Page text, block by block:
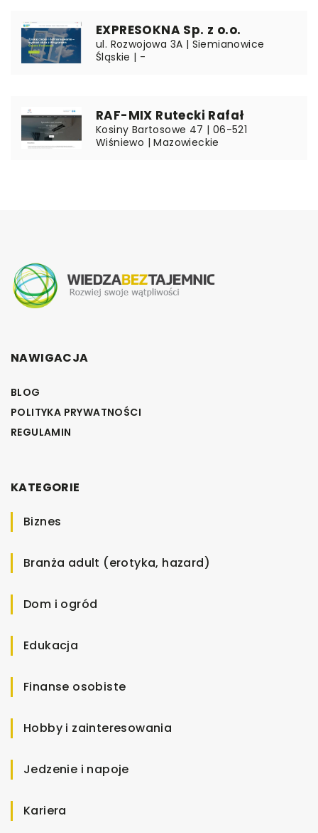
EXPRESOKNA Sp. z o.o.
ul. Rozwojowa 3A | Siemianowice
Śląskie | -
RAF-MIX Rutecki Rafał
Kosiny Bartosowe 47 | 06-521
Wiśniewo | Mazowieckie
NAWIGACJA
BLOG
POLITYKA PRYWATNOŚCI
REGULAMIN
KATEGORIE
Biznes
Branża adult (erotyka, hazard)
Dom i ogród
Edukacja
Finanse osobiste
Hobby i zainteresowania
Jedzenie i napoje
Kariera